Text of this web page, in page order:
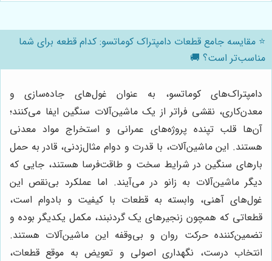
⭐️ مقایسه جامع قطعات دامپتراک کوماتسو: کدام قطعه برای شما
مناسب‌تر است؟ 🚚
دامپتراک‌های کوماتسو، به عنوان غول‌های جاده‌سازی و
معدن‌کاری، نقشی فراتر از یک ماشین‌آلات سنگین ایفا می‌کنند؛
آن‌ها قلب تپنده پروژه‌های عمرانی و استخراج مواد معدنی
هستند. این ماشین‌آلات، با قدرت و دوام مثال‌زدنی، قادر به حمل
بارهای سنگین در شرایط سخت و طاقت‌فرسا هستند، جایی که
دیگر ماشین‌آلات به زانو در می‌آیند. اما عملکرد بی‌نقص این
غول‌های آهنی، وابسته به قطعات با کیفیت و بادوام است،
قطعاتی که همچون زنجیرهای یک گردنبند، مکمل یکدیگر بوده و
تضمین‌کننده حرکت روان و بی‌وقفه این ماشین‌آلات هستند.
انتخاب درست، نگهداری اصولی و تعویض به موقع قطعات،